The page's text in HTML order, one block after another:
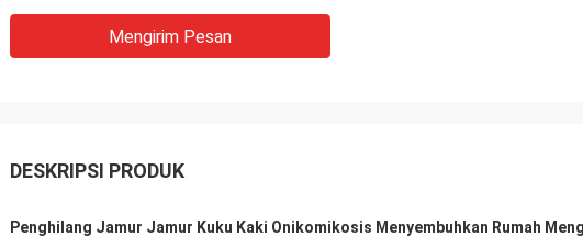
Mengirim Pesan
DESKRIPSI PRODUK
Penghilang Jamur Jamur Kuku Kaki Onikomikosis Menyembuhkan Rumah